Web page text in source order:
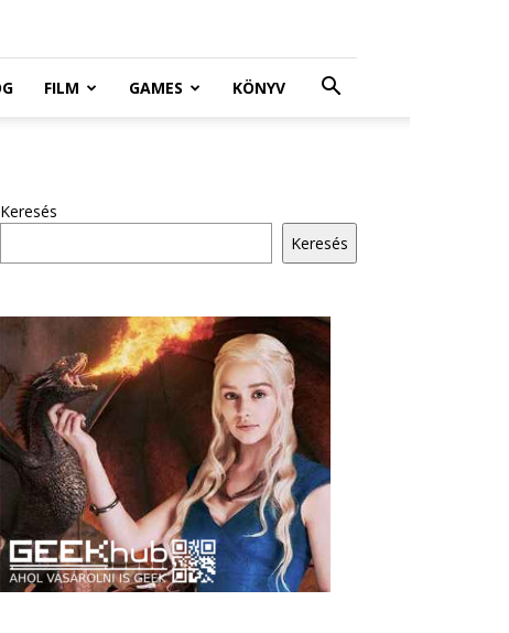
FILM GAMES KÖNYV
Keresés
Keresés